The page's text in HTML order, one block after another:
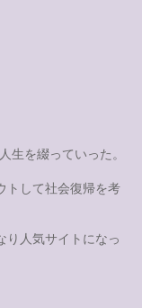
生を綴っていった。
トして社会復帰を考
り人気サイトになっ